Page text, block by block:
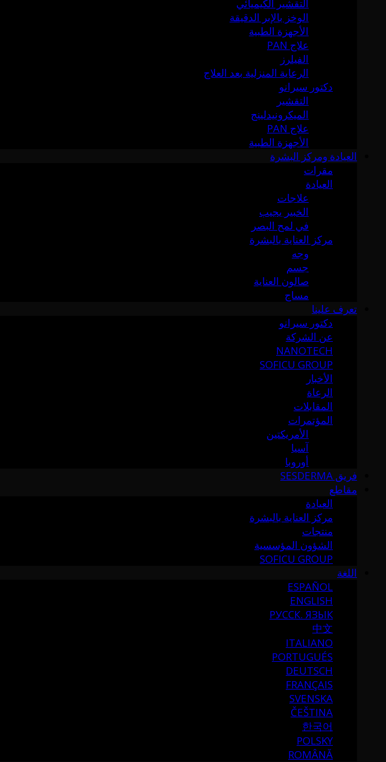
التقشير الكيميائي
الوخز بالإبر الدقيقة
الأجهزة الطبية
علاج PAN
الفيلرز
الرعاية المنزلية بعد العلاج
دكتور سيرانو
التقشير
الميكرونيدلينج
علاج PAN
الأجهزة الطبية
العيادة ومركز البشرة
مقرات
العيادة
علاجات
الخبير يجيب
في لمح البصر
مركز العناية بالبشرة
وجه
جسم
صالون العناية
مساج
تعرف علينا
دكتور سيرانو
عن الشركة
NANOTECH
SOFICU GROUP
الأخبار
الرعاة
المقابلات
المؤتمرات
الأمريكتين
آسيا
أوروبا
فريق SESDERMA
مقاطع
العيادة
مركز العناية بالبشرة
منتجات
الشؤون المؤسسية
SOFICU GROUP
اللغة
ESPAÑOL
ENGLISH
РУССК. ЯЗЫК
中文
ITALIANO
PORTUGUÉS
DEUTSCH
FRANÇAIS
SVENSKA
ČEŠTINA
한국어
POLSKY
ROMÂNĂ